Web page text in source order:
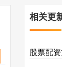
相关更
股票配